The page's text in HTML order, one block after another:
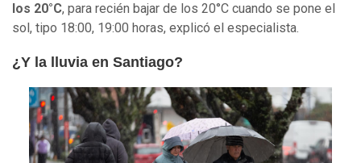
los 20°C, para recién bajar de los 20°C cuando se pone el
sol, tipo 18:00, 19:00 horas, explicó el especialista.
¿Y la lluvia en Santiago?